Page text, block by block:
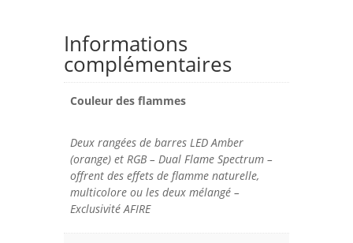
Informations
complémentaires
Couleur des flammes
Deux rangées de barres LED Amber
(orange) et RGB – Dual Flame Spectrum –
offrent des effets de flamme naturelle,
multicolore ou les deux mélangé –
Exclusivité AFIRE